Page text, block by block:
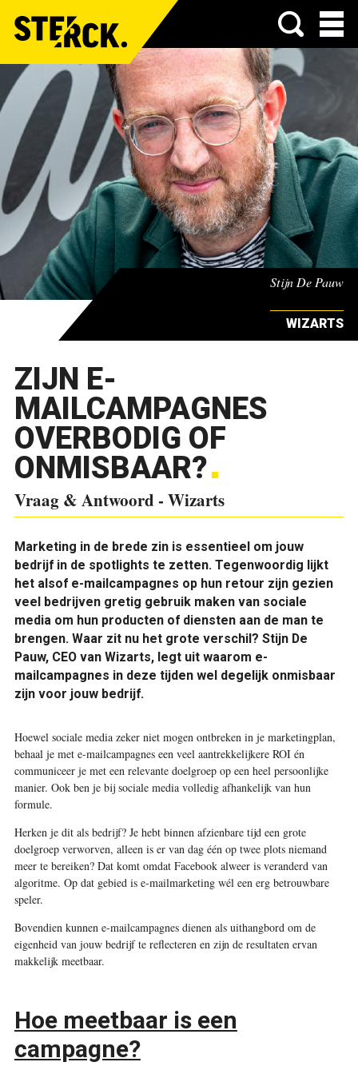
Menu
Stijn De Pauw
WIZARTS
ZIJN E-
MAILCAMPAGNES
OVERBODIG OF
ONMISBAAR?
Vraag & Antwoord - Wizarts
Marketing in de brede zin is essentieel om jouw
bedrijf in de spotlights te zetten. Tegenwoordig lijkt
het alsof e-mailcampagnes op hun retour zijn gezien
veel bedrijven gretig gebruik maken van sociale
media om hun producten of diensten aan de man te
brengen. Waar zit nu het grote verschil? Stijn De
Pauw, CEO van Wizarts, legt uit waarom e-
mailcampagnes in deze tijden wel degelijk onmisbaar
zijn voor jouw bedrijf.
Hoewel sociale media zeker niet mogen ontbreken in je marketingplan,
behaal je met e-mailcampagnes een veel aantrekkelijkere ROI én
communiceer je met een relevante doelgroep op een heel persoonlijke
manier. Ook ben je bij sociale media volledig afhankelijk van hun
formule.
Herken je dit als bedrijf? Je hebt binnen afzienbare tijd een grote
doelgroep verworven, alleen is er van dag één op twee plots niemand
meer te bereiken? Dat komt omdat Facebook alweer is veranderd van
algoritme. Op dat gebied is e-mailmarketing wél een erg betrouwbare
speler.
Bovendien kunnen e-mailcampagnes dienen als uithangbord om de
eigenheid van jouw bedrijf te reflecteren en zijn de resultaten ervan
makkelijk meetbaar.
Hoe meetbaar is een
campagne?